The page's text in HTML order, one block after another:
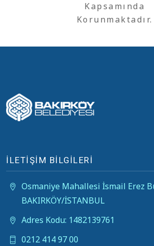
Kapsamında
Korunmaktadır.
İLETİŞİM BİLGİLERİ
Osmaniye Mahallesi İsmail Erez
BAKIRKÖY/İSTANBUL
Adres Kodu: 1482139761
0212 414 97 00